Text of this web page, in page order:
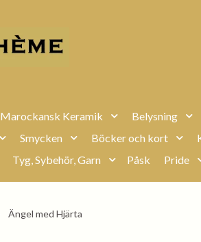
Marockansk Keramik Belysning
Smycken Böcker och kort
Tyg, Sybehör, Garn Påsk Pride
Ängel med Hjärta